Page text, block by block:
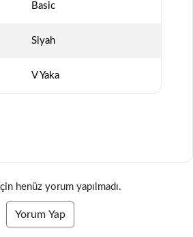
Basic
Siyah
V Yaka
henüz yorum yapılmadı.
Yorum Yap